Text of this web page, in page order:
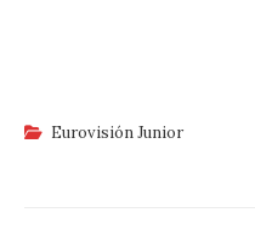
Eurovisión Junior